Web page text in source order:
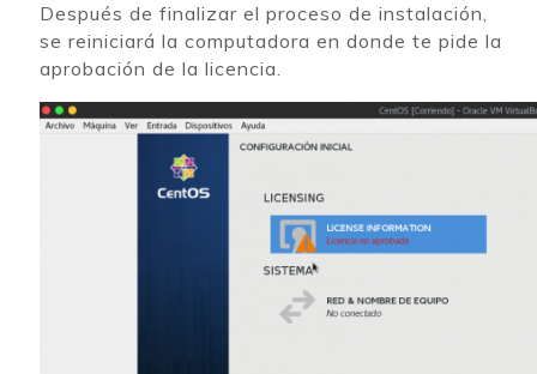
Después de finalizar el proceso de instalación,
se reiniciará la computadora en donde te pide la
aprobación de la licencia.